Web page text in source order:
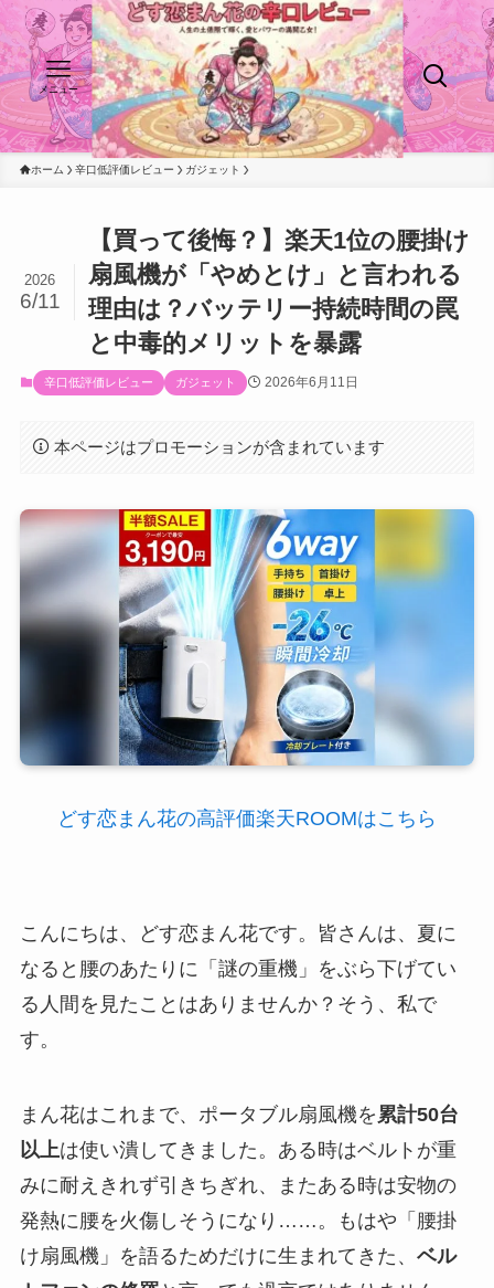
メニュー
ホーム 辛口低評価レビュー ガジェット
【買って後悔？】楽天1位の腰掛け
扇風機が「やめとけ」と言われる
理由は？バッテリー持続時間の罠
と中毒的メリットを暴露
2026
6/11
辛口低評価レビュー ガジェット 2026年6月11日
本ページはプロモーションが含まれています
どす恋まん花の高評価楽天ROOMはこちら
こんにちは、どす恋まん花です。皆さんは、夏に
なると腰のあたりに「謎の重機」をぶら下げてい
る人間を見たことはありませんか？そう、私で
す。
まん花はこれまで、ポータブル扇風機を 累計50台
以上は使い潰してきました。ある時はベルトが重
みに耐えきれず引きちぎれ、またある時は安物の
発熱に腰を火傷しそうになり……。もはや「腰掛
け扇風機」を語るためだけに生まれてきた、 ベル